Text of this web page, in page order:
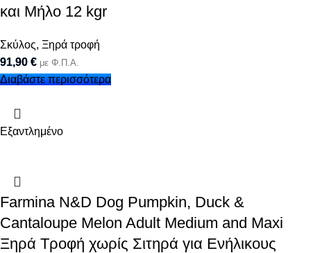
και Μήλο 12 kgr
Σκύλος, Ξηρά τροφή
91,90 € με Φ.Π.Α.
Διαβάστε περισσότερα
Εξαντλημένο
Farmina N&D Dog Pumpkin, Duck &
Cantaloupe Melon Adult Medium and Maxi
Ξηρά Τροφή χωρίς Σιτηρά για Ενήλικους